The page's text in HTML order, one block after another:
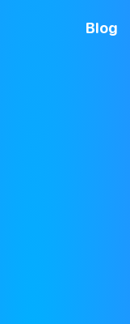
Blog